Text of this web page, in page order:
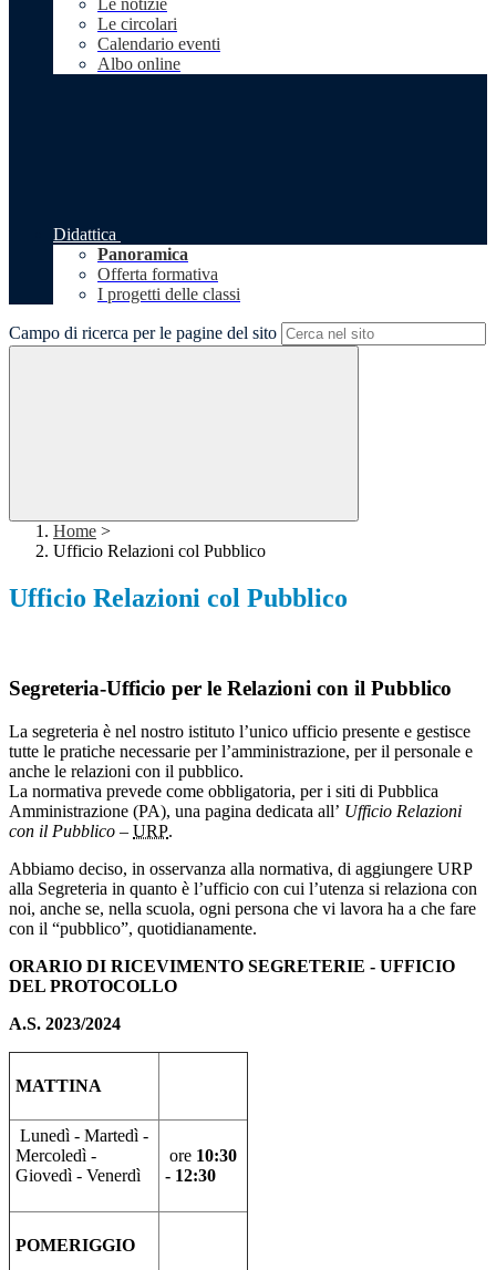
Le notizie
Le circolari
Calendario eventi
Albo online
Didattica
Panoramica
Offerta formativa
I progetti delle classi
Campo di ricerca per le pagine del sito
Home >
Ufficio Relazioni col Pubblico
Ufficio Relazioni col Pubblico
Segreteria-Ufficio per le Relazioni con il Pubblico
La segreteria è nel nostro istituto l’unico ufficio presente e gestisce
tutte le pratiche necessarie per l’amministrazione, per il personale e
anche le relazioni con il pubblico.
La normativa prevede come obbligatoria, per i siti di Pubblica
Amministrazione (PA), una pagina dedicata all’ Ufficio Relazioni
con il Pubblico – URP.
Abbiamo deciso, in osservanza alla normativa, di aggiungere URP
alla Segreteria in quanto è l’ufficio con cui l’utenza si relaziona con
noi, anche se, nella scuola, ogni persona che vi lavora ha a che fare
con il “pubblico”, quotidianamente.
ORARIO DI RICEVIMENTO SEGRETERIE - UFFICIO
DEL PROTOCOLLO
A.S. 2023/2024
MATTINA
Lunedì - Martedì -
Mercoledì -
Giovedì - Venerdì
ore 10:30
- 12:30
POMERIGGIO